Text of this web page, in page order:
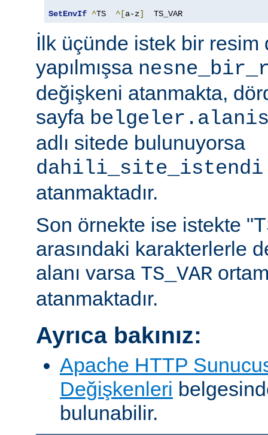
SetEnvIf ^TS ^[a-z]
  TS_VAR
İlk üçünde istek bir resim
yapılmışsa
değişkeni atanmakta,
sayfa
adlı sitede bulunuyorsa
dahili_site_istendi
atanmaktadır.
Son örnekte ise istekte
arasındaki karakterlerle
alanı varsa TS_VAR
atanmaktadır.
Ayrıca bakınız:
Apache HTTP
Değişkenleri
bulunabilir.